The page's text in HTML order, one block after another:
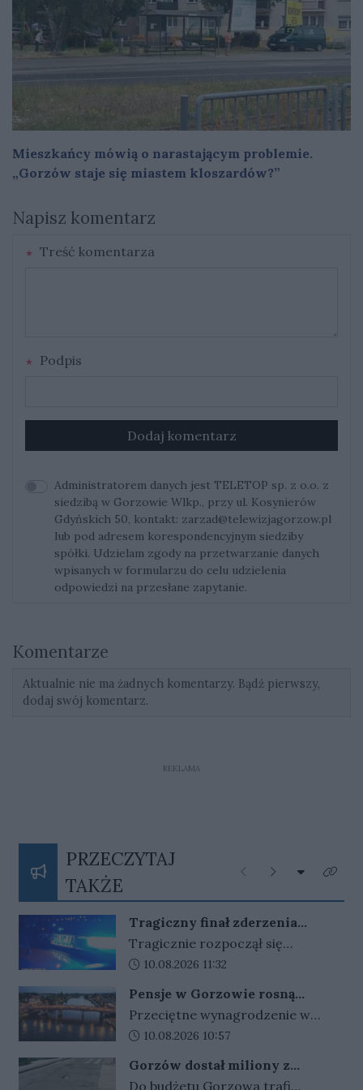
Mieszkańcy mówią o narastającym problemie.
„Gorzów staje się miastem kloszardów?”
Napisz komentarz
Treść komentarza
Podpis
Dodaj komentarz
Administratorem danych jest TELETOP sp. z o.o. z
siedzibą w Gorzowie Wlkp., przy ul. Kosynierów
Gdyńskich 50, kontakt: zarzad@telewizjagorzow.pl
lub pod adresem korespondencyjnym siedziby
spółki. Udzielam zgody na przetwarzanie danych
wpisanych w formularzu do celu udzielenia
odpowiedzi na przesłane zapytanie.
Komentarze
Aktualnie nie ma żadnych komentarzy. Bądź pierwszy,
dodaj swój komentarz.
REKLAMA
PRZECZYTAJ
TAKŻE
Poprzednie
Następne
Rozwiń
Kliknij
Tragiczny finał zderzenia
dwóch pojazdów. Kierowcy nie
udało się uratować
Tragicznie rozpoczął się
poniedziałkowy poranek.
stojącego pojazdu dostawczego.
W wyniku zderzenia zginął 41-letni
kierowca Passata. Na miejscu
nadal pracują służby, które
wyjaśniają okoliczności zdarzenia.
Data dodania artykułu:
10.08.2026 11:32
Pensje w Gorzowie rosną
szybciej niż w Zielonej Górze.
Dystans się zmniejsza
Przeciętne wynagrodzenie w
Gorzowie nadal jest niższe niż w
ostatnich trzech lat pokazują
Data dodania artykułu:
10.08.2026 10:57
Gorzów dostał miliony z
ministerstwa. Pieniądze pójdą
Do budżetu Gorzowa trafi